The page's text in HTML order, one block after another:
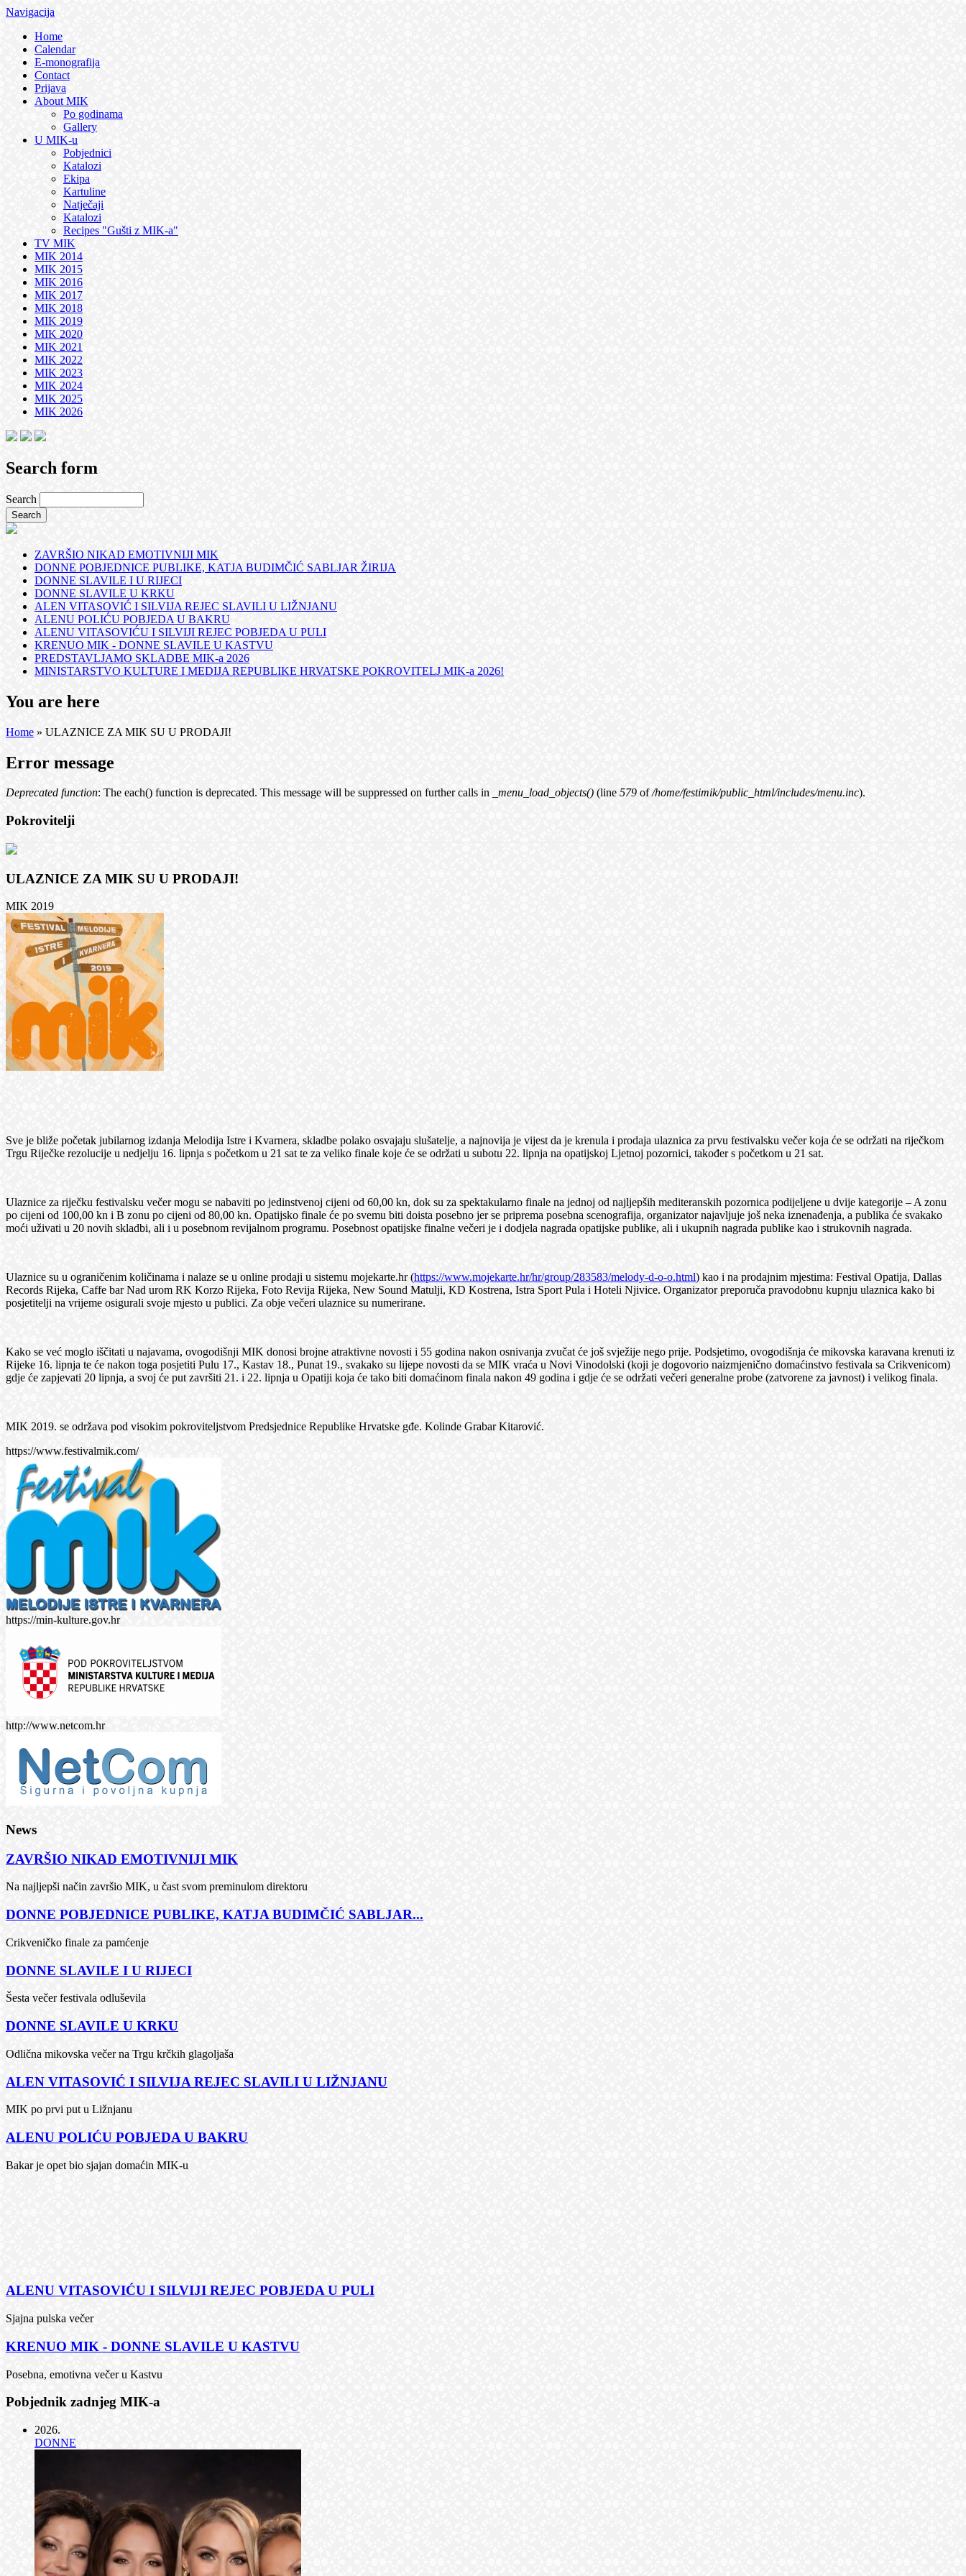
Navigacija
Home
Calendar
E-monografija
Contact
Prijava
About MIK
Po godinama
Gallery
U MIK-u
Pobjednici
Katalozi
Ekipa
Kartuline
Natječaji
Katalozi
Recipes "Gušti z MIK-a"
TV MIK
MIK 2014
MIK 2015
MIK 2016
MIK 2017
MIK 2018
MIK 2019
MIK 2020
MIK 2021
MIK 2022
MIK 2023
MIK 2024
MIK 2025
MIK 2026
Search form
Search
ZAVRŠIO NIKAD EMOTIVNIJI MIK
DONNE POBJEDNICE PUBLIKE, KATJA BUDIMČIĆ SABLJAR ŽIRIJA
DONNE SLAVILE I U RIJECI
DONNE SLAVILE U KRKU
ALEN VITASOVIĆ I SILVIJA REJEC SLAVILI U LIŽNJANU
ALENU POLIĆU POBJEDA U BAKRU
ALENU VITASOVIĆU I SILVIJI REJEC POBJEDA U PULI
KRENUO MIK - DONNE SLAVILE U KASTVU
PREDSTAVLJAMO SKLADBE MIK-a 2026
MINISTARSTVO KULTURE I MEDIJA REPUBLIKE HRVATSKE POKROVITELJ MIK-a 2026!
You are here
Home » ULAZNICE ZA MIK SU U PRODAJI!
Error message
Deprecated function: The each() function is deprecated. This message will be suppressed on further calls in _menu_load_objects() (line 579 of/home/festimik/public_html/includes/menu.inc).
Pokrovitelji
ULAZNICE ZA MIK SU U PRODAJI!
MIK 2019
Sve je bliže početak jubilarnog izdanja Melodija Istre i Kvarnera, skladbe polako osvajaju slušatelje, a najnovija je vijest da je krenula i prodaja ulaznica za prvu festivalsku večer koja će se održati na riječkom
Trgu Riječke rezolucije u nedjelju 16. lipnja s početkom u 21 sat te za veliko finale koje će se održati u subotu 22. lipnja na opatijskoj Ljetnoj pozornici, također s početkom u 21 sat.
Ulaznice za riječku festivalsku večer mogu se nabaviti po jedinstvenoj cijeni od 60,00 kn, dok su za spektakularno finale na jednoj od najljepših mediteranskih pozornica podijeljene u dvije kategorije – A zonu
po cijeni od 100,00 kn i B zonu po cijeni od 80,00 kn. Opatijsko finale će po svemu biti doista posebno jer se priprema posebna scenografija, organizator najavljuje još neka iznenađenja, a publika će svakako
moći uživati u 20 novih skladbi, ali i u posebnom revijalnom programu. Posebnost opatijske finalne večeri je i dodjela nagrada opatijske publike, ali i ukupnih nagrada publike kao i strukovnih nagrada.
Ulaznice su u ograničenim količinama i nalaze se u online prodaji u sistemu mojekarte.hr (https://www.mojekarte.hr/hr/group/283583/melody-d-o-o.html) kao i na prodajnim mjestima: Festival Opatija, Dallas
Records Rijeka, Caffe bar Nad urom RK Korzo Rijeka, Foto Revija Rijeka, New Sound Matulji, KD Kostrena, Istra Sport Pula i Hoteli Njivice. Organizator preporuča pravodobnu kupnju ulaznica kako bi
posjetitelji na vrijeme osigurali svoje mjesto u publici. Za obje večeri ulaznice su numerirane.
Kako se već moglo iščitati u najavama, ovogodišnji MIK donosi brojne atraktivne novosti i 55 godina nakon osnivanja zvučat će još svježije nego prije. Podsjetimo, ovogodišnja će mikovska karavana krenuti iz
Rijeke 16. lipnja te će nakon toga posjetiti Pulu 17., Kastav 18., Punat 19., svakako su lijepe novosti da se MIK vraća u Novi Vinodolski (koji je dogovorio naizmjenično domaćinstvo festivala sa Crikvenicom)
gdje će zapjevati 20 lipnja, a svoj će put završiti 21. i 22. lipnja u Opatiji koja će tako biti domaćinom finala nakon 49 godina i gdje će se održati večeri generalne probe (zatvorene za javnost) i velikog finala.
MIK 2019. se održava pod visokim pokroviteljstvom Predsjednice Republike Hrvatske gđe. Kolinde Grabar Kitarović.
https://www.festivalmik.com/
https://min-kulture.gov.hr
http://www.netcom.hr
News
ZAVRŠIO NIKAD EMOTIVNIJI MIK
Na najljepši način završio MIK, u čast svom preminulom direktoru
DONNE POBJEDNICE PUBLIKE, KATJA BUDIMČIĆ SABLJAR...
Crikveničko finale za pamćenje
DONNE SLAVILE I U RIJECI
Šesta večer festivala odluševila
DONNE SLAVILE U KRKU
Odlična mikovska večer na Trgu krčkih glagoljaša
ALEN VITASOVIĆ I SILVIJA REJEC SLAVILI U LIŽNJANU
MIK po prvi put u Ližnjanu
ALENU POLIĆU POBJEDA U BAKRU
Bakar je opet bio sjajan domaćin MIK-u
ALENU VITASOVIĆU I SILVIJI REJEC POBJEDA U PULI
Sjajna pulska večer
KRENUO MIK - DONNE SLAVILE U KASTVU
Posebna, emotivna večer u Kastvu
Pobjednik zadnjeg MIK-a
2026.
DONNE